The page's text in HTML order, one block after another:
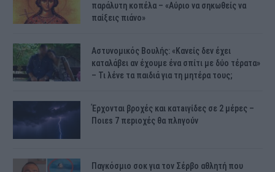
παράλυτη κοπέλα – «Αύριο να σηκωθείς να
παίξεις πιάνο»
Αστυνομικός Bουλής: «Κανείς δεν έχει
καταλάβει αν έχουμε ένα σπίτι με δύο τέρατα»
– Τι λένε τα παιδιά για τη μητέρα τους;
Έρχονται βροχές και κατaιγίδες σε 2 μέpες –
Ποιεs 7 πεpιοχές θα πλnγούν
Παγκόσμιο σοκ για τον Σέρβο αθλητή που